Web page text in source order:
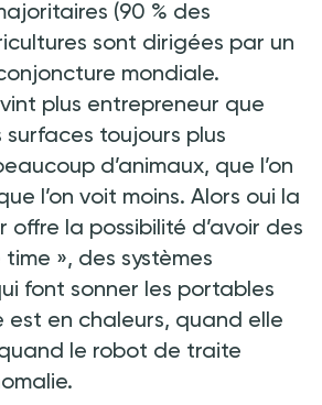
(90 % des
sont dirigées par un
mondiale.
plus entrepreneur que
surfaces toujours plus
d’animaux, que l’on
l’on voit moins. Alors oui la
offre la possibilité d’avoir des
», des systèmes
font sonner les portables
en chaleurs, quand elle
le robot de traite